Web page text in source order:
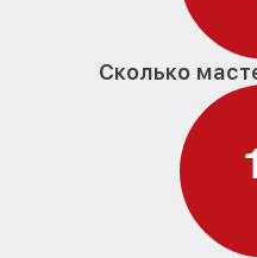
Сколько